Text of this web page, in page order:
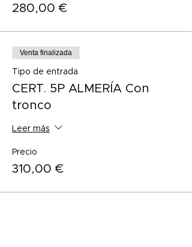
280,00 €
Venta finalizada
Tipo de entrada
CERT. 5P ALMERÍA Con
tronco
Leer más
Precio
310,00 €